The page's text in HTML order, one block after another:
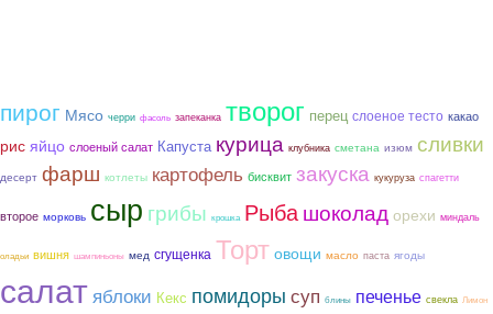
пирог Мясо черри фасоль запеканка творог перец слоеное тесто какао
рис яйцо слоеный салат Капуста курица клубника сметана изюм сливки
десерт фарш котлеты картофель бисквит закуска кукуруза спагетти
второе морковь сыр грибы крошка Рыбашоколад орехи миндаль
оладьи вишня шампиньоны мед сгущенка Торт овощи масло паста ягоды
салат яблоки Кекс помидоры суп блины печенье свекла Лимон